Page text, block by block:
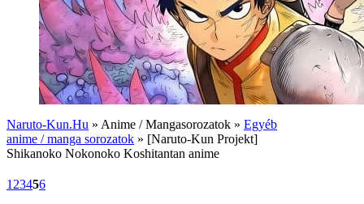
Naruto-Kun.Hu » Anime / Mangasorozatok » Egyéb
anime / manga sorozatok » [Naruto-Kun Projekt]
Shikanoko Nokonoko Koshitantan anime
1 23456